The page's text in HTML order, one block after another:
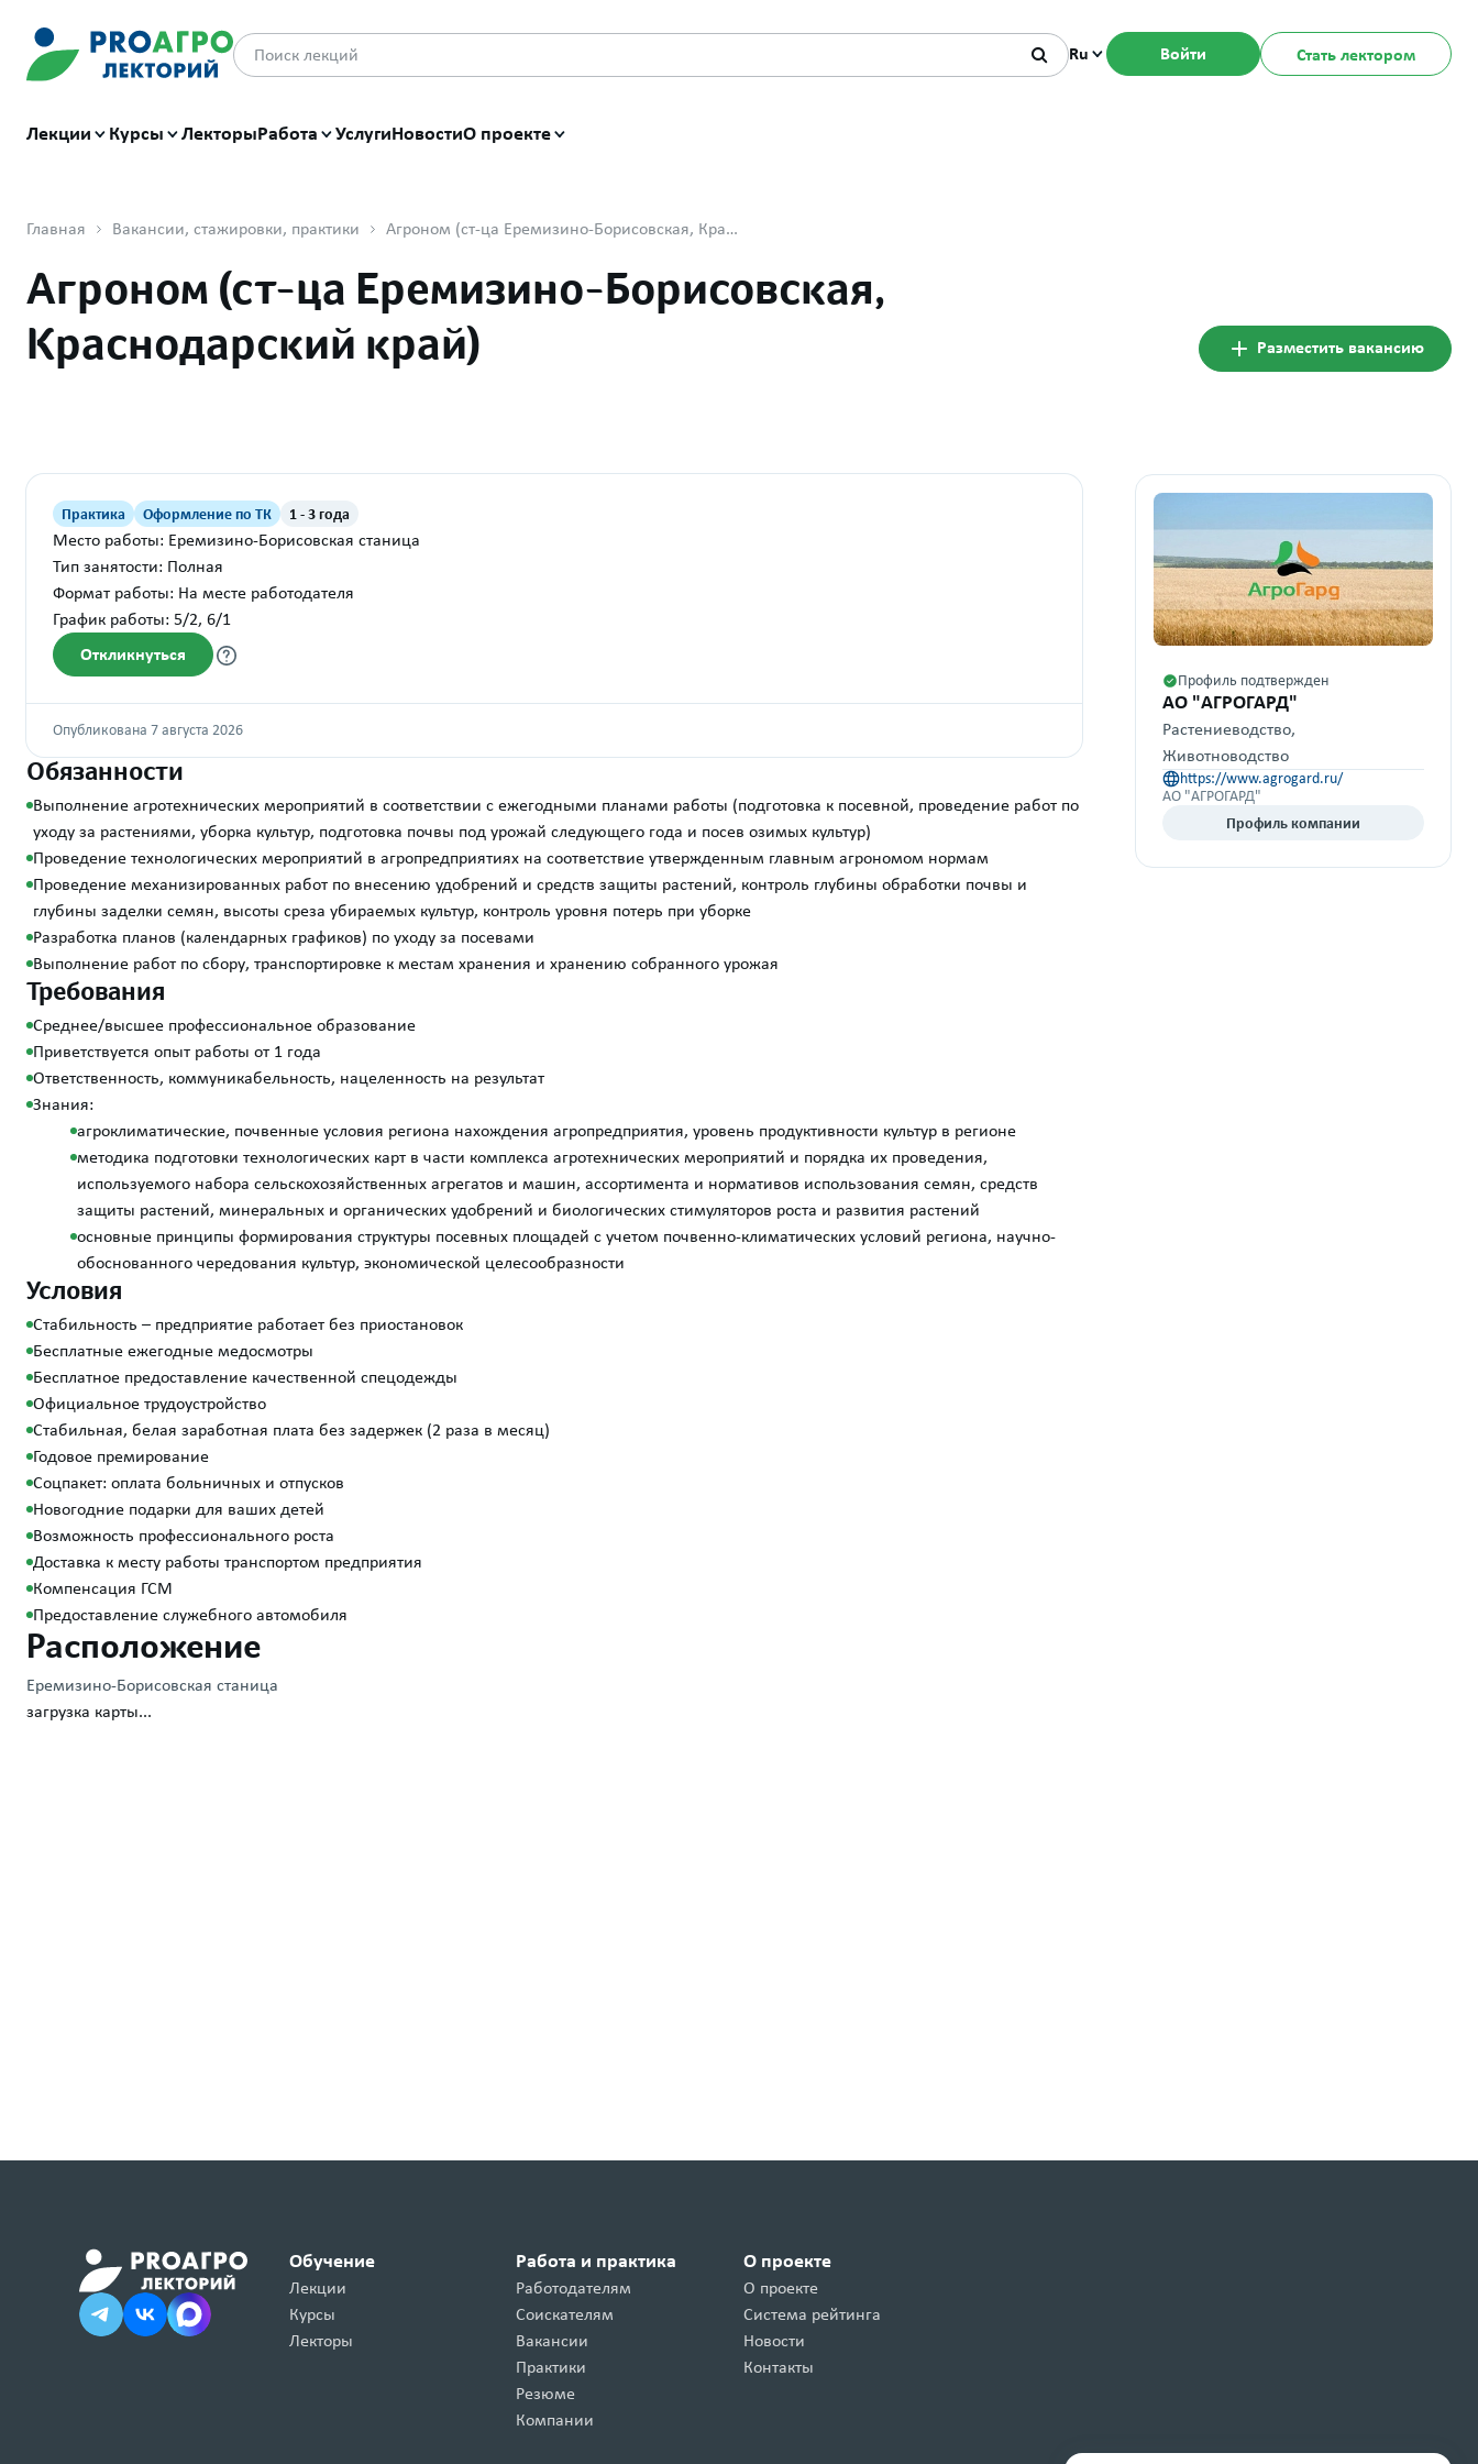
Ru Войти Стать лектором
Лекции Курсы ЛекторыРабота УслугиНовостиО проекте
Главная Вакансии, стажировки, практики Агроном (ст-ца Еремизино-Борисовская, Краснодарский край)
Агроном (ст-ца Еремизино-Борисовская,
Краснодарский край)
Разместить вакансию
Практика Оформление по ТК 1 - 3 года
Место работы: Еремизино-Борисовская станица
Тип занятости: Полная
Формат работы: На месте работодателя
График работы: 5/2, 6/1
Откликнуться
Опубликована 7 августа 2026
Обязанности
Выполнение агротехнических мероприятий в соответствии с ежегодными планами работы (подготовка к посевной, проведение работ по
уходу за растениями, уборка культур, подготовка почвы под урожай следующего года и посев озимых культур)
Проведение технологических мероприятий в агропредприятиях на соответствие утвержденным главным агрономом нормам
Проведение механизированных работ по внесению удобрений и средств защиты растений, контроль глубины обработки почвы и
глубины заделки семян, высоты среза убираемых культур, контроль уровня потерь при уборке
Разработка планов (календарных графиков) по уходу за посевами
Выполнение работ по сбору, транспортировке к местам хранения и хранению собранного урожая
Требования
Среднее/высшее профессиональное образование
Приветствуется опыт работы от 1 года
Ответственность, коммуникабельность, нацеленность на результат
Знания:
агроклиматические, почвенные условия региона нахождения агропредприятия, уровень продуктивности культур в регионе
методика подготовки технологических карт в части комплекса агротехнических мероприятий и порядка их проведения,
используемого набора сельскохозяйственных агрегатов и машин, ассортимента и нормативов использования семян, средств
защиты растений, минеральных и органических удобрений и биологических стимуляторов роста и развития растений
основные принципы формирования структуры посевных площадей с учетом почвенно-климатических условий региона, научно-
обоснованного чередования культур, экономической целесообразности
Условия
Стабильность – предприятие работает без приостановок
Бесплатные ежегодные медосмотры
Бесплатное предоставление качественной спецодежды
Официальное трудоустройство
Стабильная, белая заработная плата без задержек (2 раза в месяц)
Годовое премирование
Соцпакет: оплата больничных и отпусков
Новогодние подарки для ваших детей
Возможность профессионального роста
Доставка к месту работы транспортом предприятия
Компенсация ГСМ
Предоставление служебного автомобиля
Расположение
Еремизино-Борисовская станица
загрузка карты...
Профиль подтвержден
АО "АГРОГАРД"
Растениеводство,
Животноводство
https://www.agrogard.ru/
АО "АГРОГАРД"
Профиль компании
Обучение
Лекции
Курсы
Лекторы
Работа и практика
Работодателям
Соискателям
Вакансии
Практики
Резюме
Компании
О проекте
О проекте
Система рейтинга
Новости
Контакты